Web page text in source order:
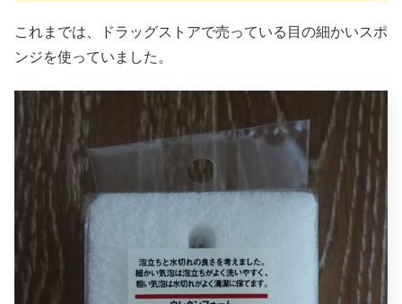
これまでは、ドラッグストアで売っている目の細かいスポ
ンジを使っていました。